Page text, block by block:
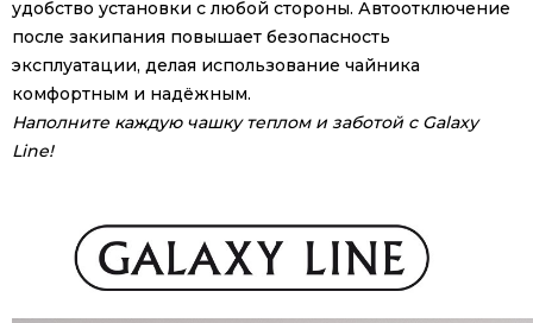
удобство установки с любой стороны. Автоотключение
после закипания повышает безопасность
эксплуатации, делая использование чайника
комфортным и надёжным.
Наполните каждую чашку теплом и заботой с Galaxy
Line!